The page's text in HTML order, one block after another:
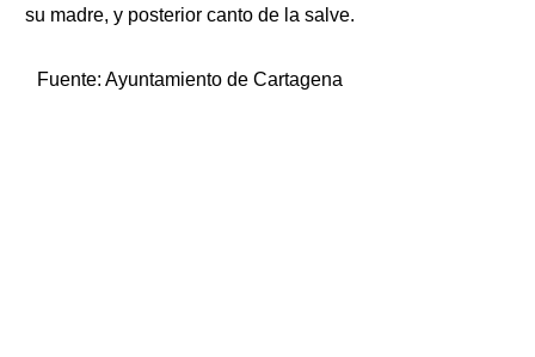
su madre, y posterior canto de la salve.
Fuente: Ayuntamiento de Cartagena